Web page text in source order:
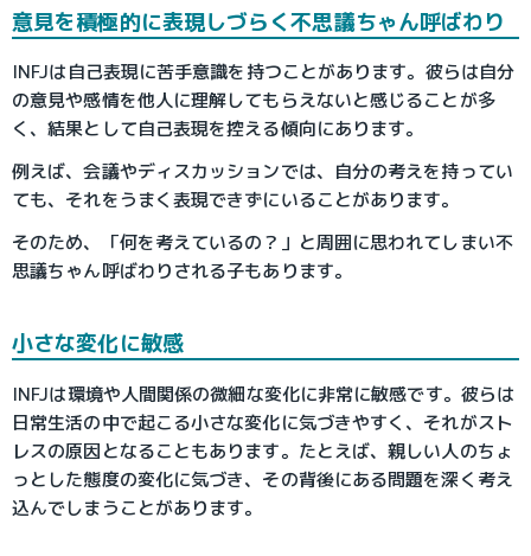
意見を積極的に表現しづらく不思議ちゃん呼ばわり
INFJは自己表現に苦手意識を持つことがあります。彼らは自分
の意見や感情を他人に理解してもらえないと感じることが多
く、結果として自己表現を控える傾向にあります。
例えば、会議やディスカッションでは、自分の考えを持ってい
ても、それをうまく表現できずにいることがあります。
そのため、「何を考えているの？」と周囲に思われてしまい不
思議ちゃん呼ばわりされる子もあります。
小さな変化に敏感
INFJは環境や人間関係の微細な変化に非常に敏感です。彼らは
日常生活の中で起こる小さな変化に気づきやすく、それがスト
レスの原因となることもあります。たとえば、親しい人のちょ
っとした態度の変化に気づき、その背後にある問題を深く考え
込んでしまうことがあります。